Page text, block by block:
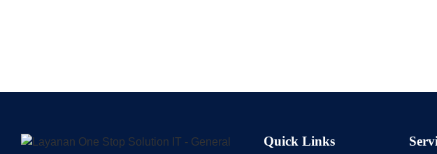
Quick Links